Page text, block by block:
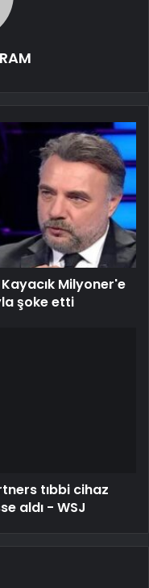
Milyoner'e
şoke etti
tıbbi cihaz
aldı - WSJ